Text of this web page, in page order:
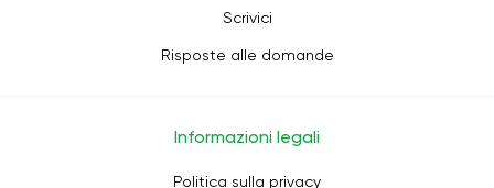
Scrivici
Risposte alle domande
Informazioni legali
Politica sulla privacy